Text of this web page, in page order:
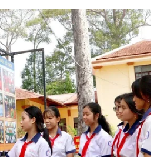
May. (Ảnh: AFP/TTXVN)
tại Anh, 12 hạ nghị sỹ
trong liên minh cầm quyền
Anh Theresa May rằng
đối Dự luật Anh rút
Âu (EU), còn gọi là Brexit,